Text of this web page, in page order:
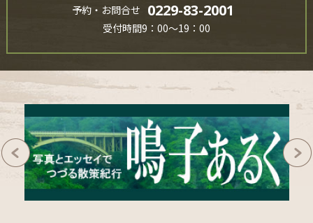
予約・お問合せ 0229-83-2001
受付時間9：00～19：00